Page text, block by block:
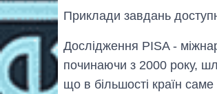
Приклади завдань
Дослідження PISA -
починаючи з 2000 року,
що в більшості країн саме